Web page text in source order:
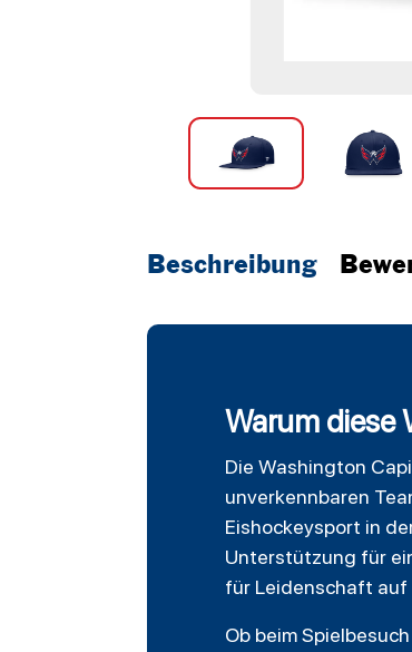
Beschreibung
Warum diese
Die Washington
unverkennbaren
Eishockeysport in
Unterstützung für
für Leidenschaft auf
Ob beim